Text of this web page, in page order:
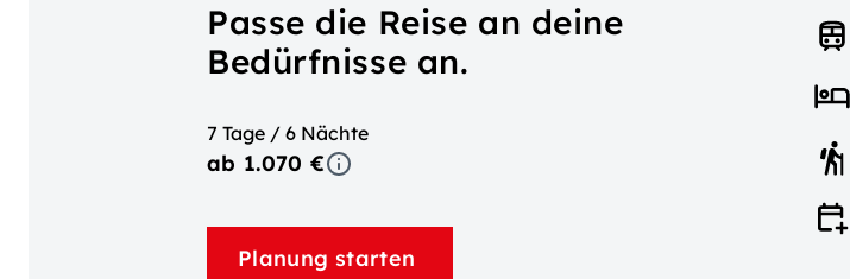
Passe die Reise an deine
Bedürfnisse an.
7 Tage / 6 Nächte
ab 1.070 €
Planung starten